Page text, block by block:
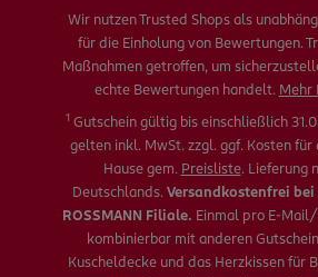
Wir nutzen Trusted Shops als
für die Einholung von Bewertungen.
Maßnahmen getroffen, um
echte Bewertungen handelt. Mehr
1 Gutschein gültig bis einschließlich
gelten inkl. MwSt. zzgl. ggf. Kosten für
Hause gem. Preisliste. Lieferung
Deutschlands. Versandkostenfrei
ROSSMANN Filiale. Einmal pro E-
kombinierbar mit anderen
Kuscheldecke und das Herzkissen für